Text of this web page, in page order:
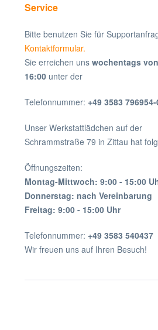
Service
Bitte benutzen Sie für
Kontaktformular.
Sie erreichen uns wochentags
16:00 unter der
Telefonnummer: +49 3583
Unser Werkstattlädchen auf der
Schrammstraße 79 in Zittau hat
Öffnungszeiten:
Montag-Mittwoch: 9:00 - 15:00
Donnerstag: nach Vereinbarung
Freitag: 9:00 - 15:00 Uhr
Telefonnummer: +49 3583 540437
Wir freuen uns auf Ihren Besuch!